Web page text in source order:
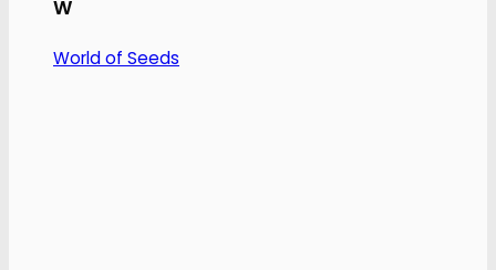
W
World of Seeds
varianter.